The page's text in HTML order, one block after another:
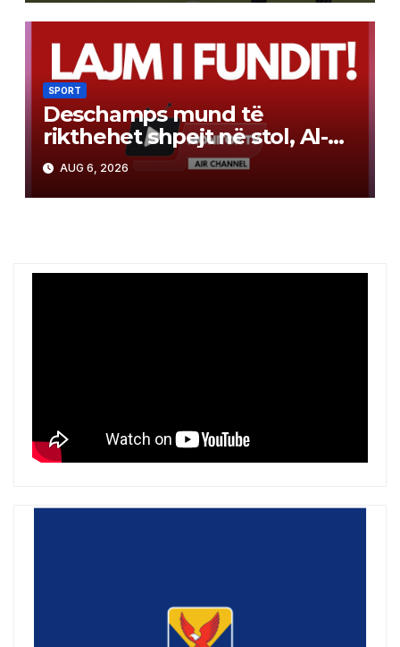
SPORT
Deschamps mund të
rikthehet shpejt në stol, Al-
Ahli tenton ish-trajnerin e
Francës
AUG 6, 2026